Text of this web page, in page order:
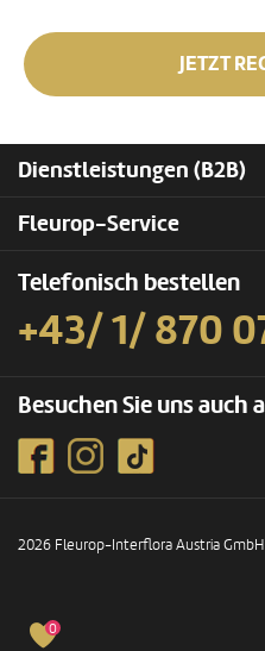
0
JETZT
Dienstleistungen (B2B)
Fleurop-Service
Telefonisch bestellen
+43/ 1/ 870
Besuchen Sie uns auch
2026 Fleurop-Interflora Austria